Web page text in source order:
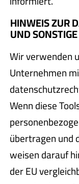
HINWEIS ZUR
UND
Wir verwenden
Unternehmen
Wenn diese
übertragen und
weisen darauf
der EU